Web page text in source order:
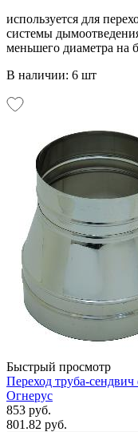
используется для
системы
меньшего диаметра на
В наличии: 6 шт
Быстрый просмотр
Переход труба-
Огнерус
853 руб.
801.82 руб.